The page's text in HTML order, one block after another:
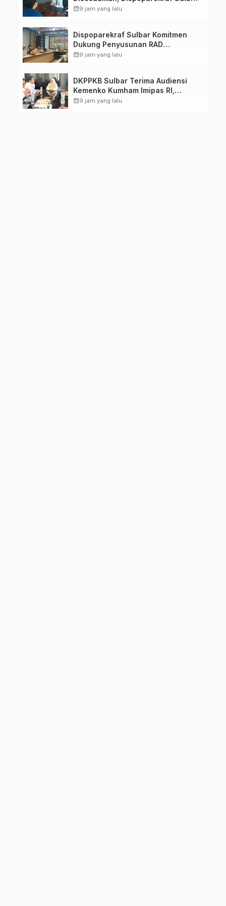
Pastikan Persiapan Tetap
calendar_month9 jam yang lalu
Dispoparekraf Sulbar Komitmen
Dukung Penyusunan RAD
TPB/SDGs Sulawesi Barat
calendar_month9 jam yang lalu
DKPPKB Sulbar Terima Audiensi
Kemenko Kumham Imipas RI,
Perkuat Pelayanan Kesehatan bagi
calendar_month9 jam yang lalu